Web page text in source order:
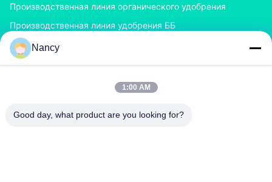
Производственная линия органического удобрения
Производственная линия удобрения ББ
Двойной гранулятор удобрения ролика
Гранулятор удобрения роторного барабанчика
Nancy
1:00 AM
Good day, what product are you looking for?